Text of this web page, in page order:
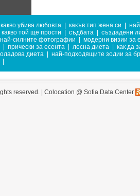
какво убива любовта какъв тип жена си
какво той ще прости съдбата
създадени
най-силните фотографии
модерни визии за
прически за есента лесна диета
как да
диета
най-подходящите зодии за
reserved. | Colocation @ Sofia Data Center